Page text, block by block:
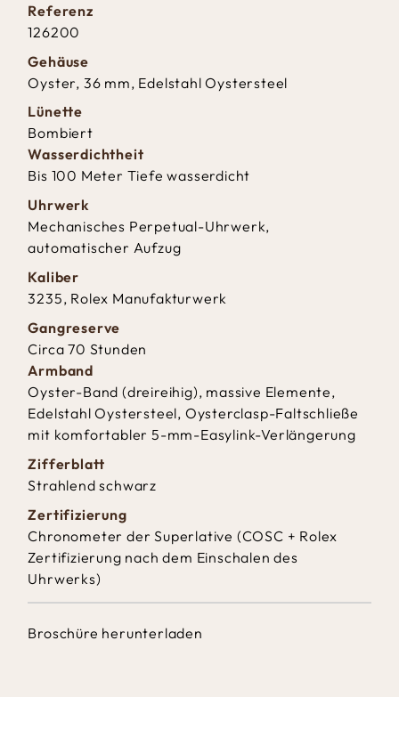
Referenz
126200
Gehäuse
Oyster, 36 mm, Edelstahl Oystersteel
Lünette
Bombiert
Wasserdichtheit
Bis 100 Meter Tiefe wasserdicht
Uhrwerk
Mechanisches Perpetual-Uhrwerk,
automatischer Aufzug
Kaliber
3235, Rolex Manufakturwerk
Gangreserve
Circa 70 Stunden
Armband
Oyster-Band (dreireihig), massive Elemente,
Edelstahl Oystersteel, Oysterclasp-Faltschließe
mit komfortabler 5-mm-Easylink-Verlängerung
Zifferblatt
Strahlend schwarz
Zertifizierung
Chronometer der Superlative (COSC + Rolex
Zertifizierung nach dem Einschalen des
Uhrwerks)
Broschüre herunterladen